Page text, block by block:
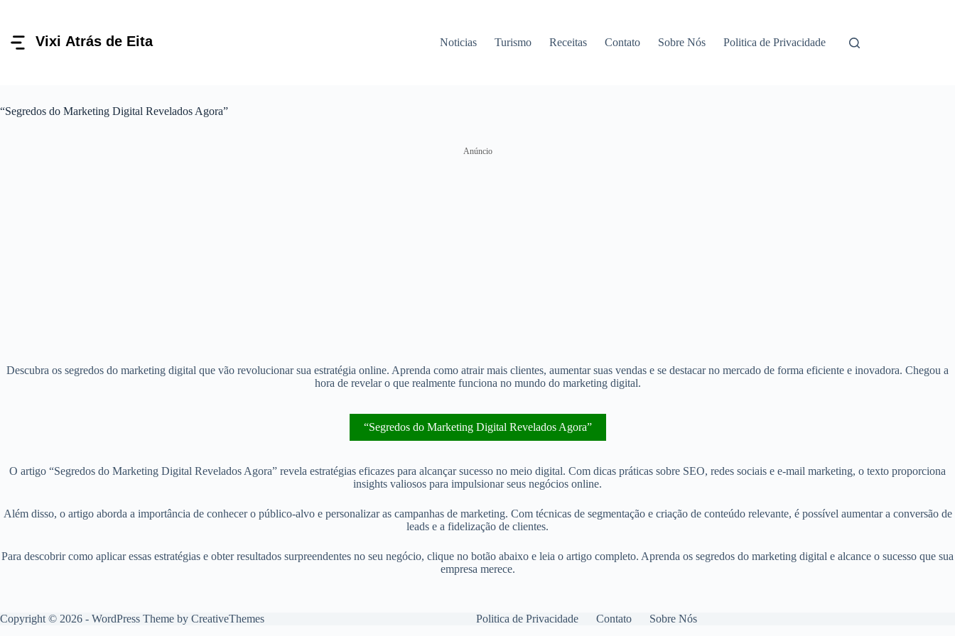
conteúdo
Noticias Turismo Receitas Contato Sobre Nós Politica de Privacidade
“Segredos do Marketing Digital Revelados Agora”
Anúncio
Descubra os segredos do marketing digital que vão revolucionar sua estratégia online. Aprenda como atrair mais clientes, aumentar suas vendas e se destacar no mercado de forma eficiente e inovadora. Chegou a
hora de revelar o que realmente funciona no mundo do marketing digital.
“Segredos do Marketing Digital Revelados Agora”
O artigo “Segredos do Marketing Digital Revelados Agora” revela estratégias eficazes para alcançar sucesso no meio digital. Com dicas práticas sobre SEO, redes sociais e e-mail marketing, o texto proporciona
insights valiosos para impulsionar seus negócios online.
Além disso, o artigo aborda a importância de conhecer o público-alvo e personalizar as campanhas de marketing. Com técnicas de segmentação e criação de conteúdo relevante, é possível aumentar a conversão de
leads e a fidelização de clientes.
Para descobrir como aplicar essas estratégias e obter resultados surpreendentes no seu negócio, clique no botão abaixo e leia o artigo completo. Aprenda os segredos do marketing digital e alcance o sucesso que sua
empresa merece.
Copyright © 2026 - WordPress Theme by CreativeThemes Politica de Privacidade Contato Sobre Nós